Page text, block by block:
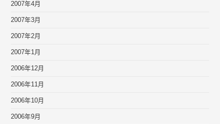
2007年4月
2007年3月
2007年2月
2007年1月
2006年12月
2006年11月
2006年10月
2006年9月